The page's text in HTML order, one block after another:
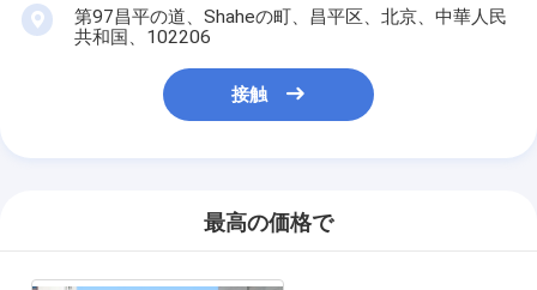
第97昌平の道、Shaheの町、昌平区、北京、中華人民
共和国、102206
接触
最高の価格で